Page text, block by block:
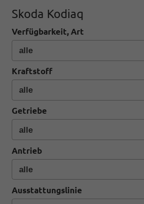
Skoda Kodiaq
Verfügbarkeit, Art
Kraftstoff
Getriebe
Antrieb
Ausstattungslinie